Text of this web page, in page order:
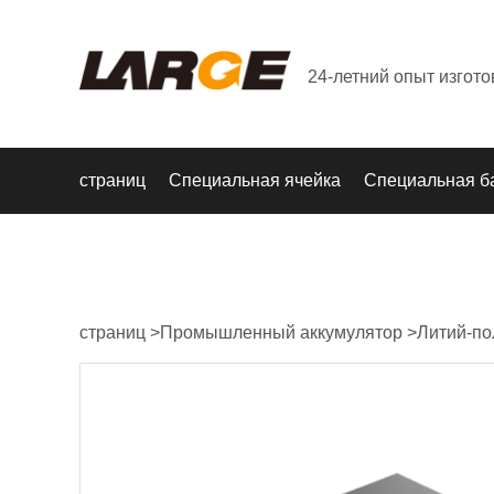
24-летний опыт
страниц Специальная ячейка Специальная
страниц >Промышленный аккумулятор >Литий-